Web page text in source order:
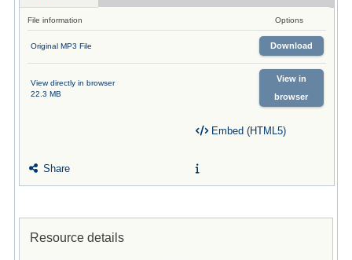
File information Options
Original MP3 File Download
View directly in browser
22.3 MB
View in
browser
Share
Embed (HTML5)
Resource details